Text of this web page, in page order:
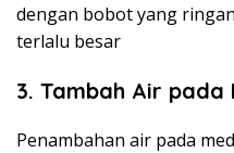
dengan bobot yang
terlalu besar
3. Tambah Air pada
Penambahan air pada